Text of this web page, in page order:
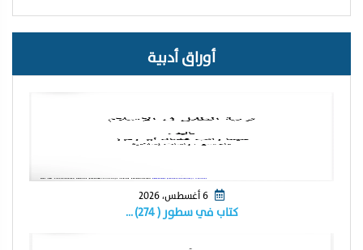
أوراق أدبية
كتاب في سطور ( ٢٧٤) …